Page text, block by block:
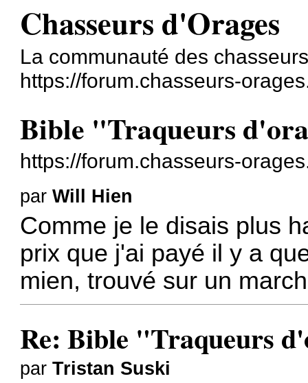
Chasseurs d'Orages
La communauté des
https://forum.chasseurs-
Bible "Traqueurs
https://forum.chasseurs-
parWill Hien
Comme je le disais plus
prix que j'ai payé il y a
mien, trouvé sur un
Re: Bible "Traqueurs
parTristan Suski